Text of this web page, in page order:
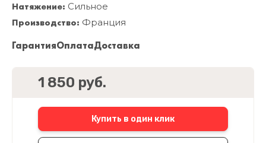
Натяжение: Сильное
Производство: Франция
ГарантияОплатаДоставка
1 850 руб.
Купить в один клик